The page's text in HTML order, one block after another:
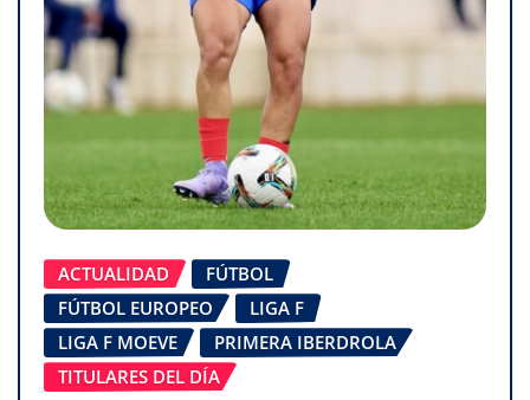
ACTUALIDAD
FÚTBOL
FÚTBOL EUROPEO
LIGA F
LIGA F MOEVE
PRIMERA IBERDROLA
TITULARES DEL DÍA